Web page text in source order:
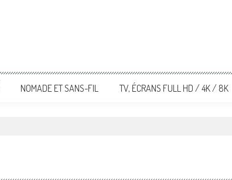
NOMADE ET SANS-FIL TV, ÉCRANS FULL HD / 4K / 8K